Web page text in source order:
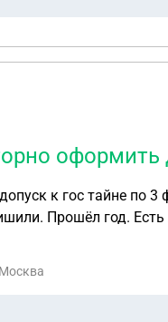
к гос тайне по
Прошёл год.